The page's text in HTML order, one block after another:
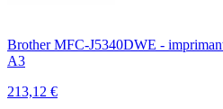
Brother MFC-J5340DWE -
A3
213,12 €